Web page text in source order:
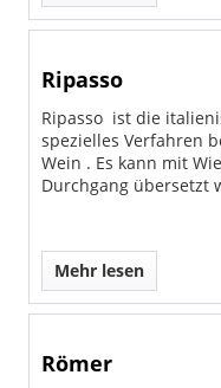
Ripasso
Ripasso ist die
spezielles Verfahren
Wein . Es kann mit
Durchgang übersetzt
Mehr lesen
Römer